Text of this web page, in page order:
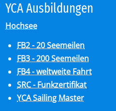
YCA Aus­bil­dun­gen
Hochsee
FB2 - 20 Seemeilen
FB3 - 200 Seemeilen
FB4 - weltweite Fahrt
SRC - Funkzertifikat
YCA Sailing Master